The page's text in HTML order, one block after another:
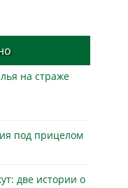
на страже
под прицелом
две истории о